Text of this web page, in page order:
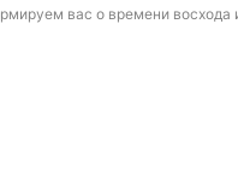
вас о времени восхода